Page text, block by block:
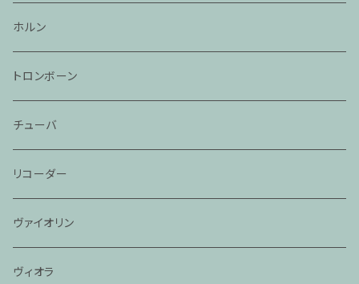
ホルン
トロンボーン
チューバ
リコーダー
ヴァイオリン
ヴィオラ